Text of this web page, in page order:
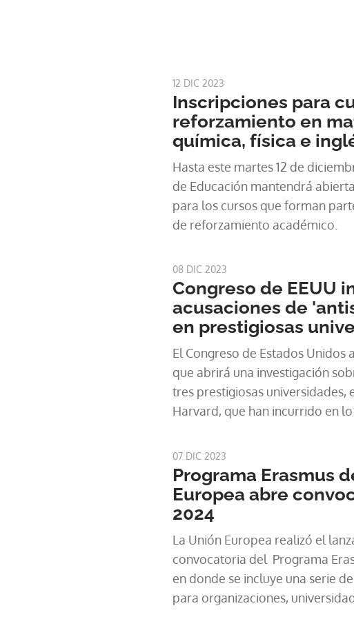
12 DIC 2023
Inscripciones para
reforzamiento en
química, física e
Hasta este martes 12 de
de Educación mantendrá
para los cursos que forman
de reforzamiento académico.
08 DIC 2023
Congreso de EEUU
acusaciones de
en prestigiosas
El Congreso de Estados Unidos
que abrirá una investigación
tres prestigiosas universidades,
Harvard, que han incurrido en
07 DIC 2023
Programa Erasmus
Europea abre
2024
La Unión Europea realizó el
convocatoria del Programa
en donde se incluye una serie
para organizaciones,